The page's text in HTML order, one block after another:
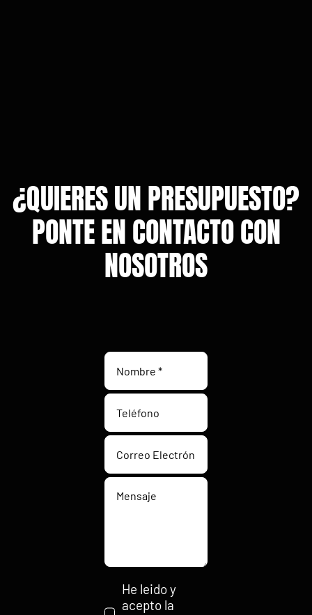
¿QUIERES UN PRESUPUESTO?
PONTE EN CONTACTO CON
NOSOTROS
He leido y
acepto la